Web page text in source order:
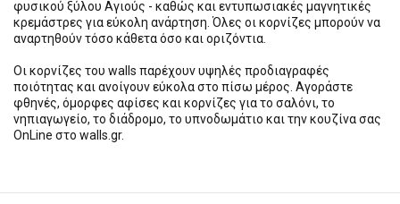
φυσικού ξύλου Αγιούς - καθώς και εντυπωσιακές μαγνητικές
κρεμάστρες για εύκολη ανάρτηση. Όλες οι κορνίζες μπορούν να
αναρτηθούν τόσο κάθετα όσο και οριζόντια.
Οι κορνίζες του walls παρέχουν υψηλές προδιαγραφές
ποιότητας και ανοίγουν εύκολα στο πίσω μέρος. Αγοράστε
φθηνές, όμορφες αφίσες και κορνίζες για το σαλόνι, το
νηπιαγωγείο, το διάδρομο, το υπνοδωμάτιο και την κουζίνα σας
OnLine στο walls.gr.